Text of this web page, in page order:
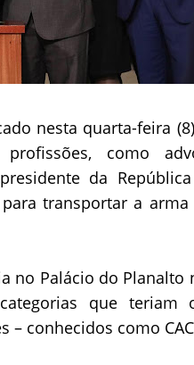
nesta quarta-feira
como
da
transportar a
no Palácio do Planalto
que teriam
– conhecidos como